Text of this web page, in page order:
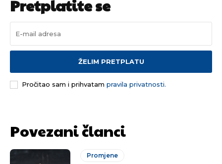
Pretplatite se
ŽELIM PRETPLATU
Pročitao sam i prihvatam pravila privatnosti.
Povezani članci
Promjene